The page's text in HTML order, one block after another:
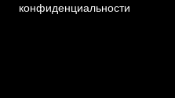
конфиденциальности